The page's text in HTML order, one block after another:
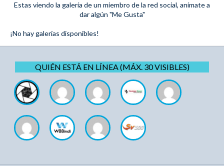
Estas viendo la galería de un miembro de la red social, anímate a
dar algún "Me Gusta"
¡No hay galerías disponibles!
QUIÉN ESTÁ EN LÍNEA (MÁX. 30 VISIBLES)